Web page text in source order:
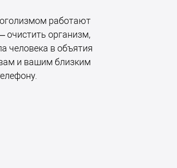
работают
очистить организм,
человека в объятия
и вашим близким